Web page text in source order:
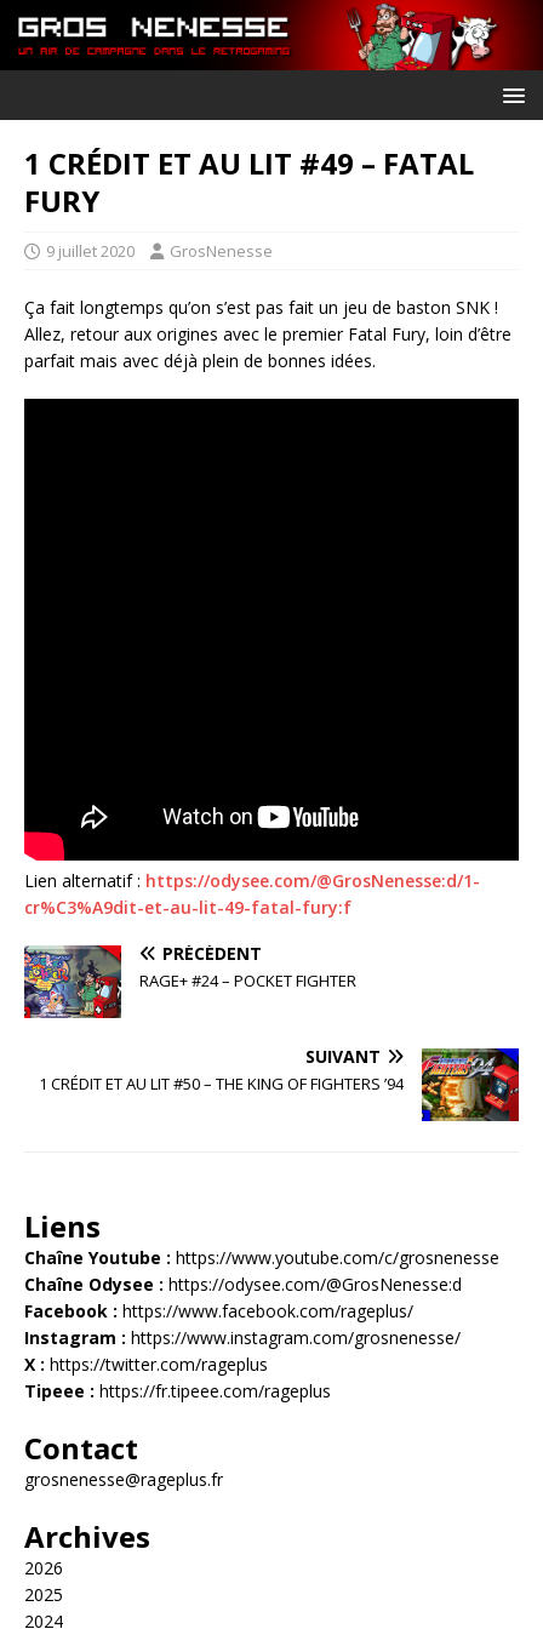
1 CRÉDIT ET AU LIT #49 – FATAL
FURY
9 juillet 2020 GrosNenesse
Ça fait longtemps qu’on s’est pas fait un jeu de baston SNK !
Allez, retour aux origines avec le premier Fatal Fury, loin d’être
parfait mais avec déjà plein de bonnes idées.
Lien alternatif : https://odysee.com/@GrosNenesse:d/1-
cr%C3%A9dit-et-au-lit-49-fatal-fury:f
PRÉCÉDENT
RAGE+ #24 – POCKET FIGHTER
SUIVANT
1 CRÉDIT ET AU LIT #50 – THE KING OF FIGHTERS ’94
Liens
Chaîne Youtube : https://www.youtube.com/c/grosnenesse
Chaîne Odysee : https://odysee.com/@GrosNenesse:d
Facebook : https://www.facebook.com/rageplus/
Instagram : https://www.instagram.com/grosnenesse/
X : https://twitter.com/rageplus
Tipeee : https://fr.tipeee.com/rageplus
Contact
grosnenesse@rageplus.fr
Archives
2026
2025
2024